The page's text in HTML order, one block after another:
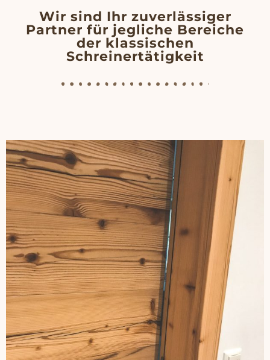
Wir sind Ihr zuverlässiger
Partner für jegliche Bereiche
der klassischen
Schreinertätigkeit